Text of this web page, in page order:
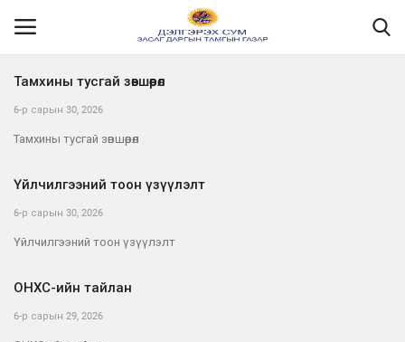
МЭДЭЭЛЭЛ
Тамхины тусгай зөвшөөрөл
6-р сарын 30, 2026
Тамхины тусгай зөвшөөрөл
Үйлчилгээний тоон үзүүлэлт
6-р сарын 30, 2026
Үйлчилгээний тоон үзүүлэлт
ОНХС-ийн тайлан
6-р сарын 29, 2026